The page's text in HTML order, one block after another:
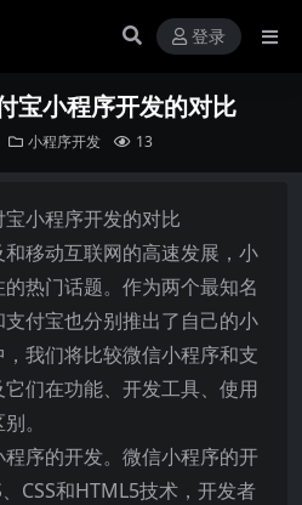
登录
宝小程序开发的对比
小程序开发 13
移动互联网的高速发展，小
热门话题。作为两个最知名
付宝也分别推出了自己的小
我们将比较微信小程序和支
们在功能、开发工具、使用
。
序的开发。微信小程序的开
CSS和HTML5技术，开发者